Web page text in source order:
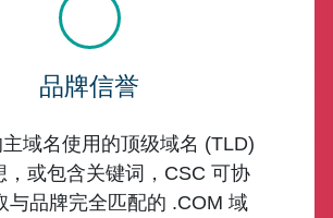
品牌信誉
域名使用的顶级域名 (TLD)
，或包含关键词，CSC 可协
与品牌完全匹配的 .COM 域